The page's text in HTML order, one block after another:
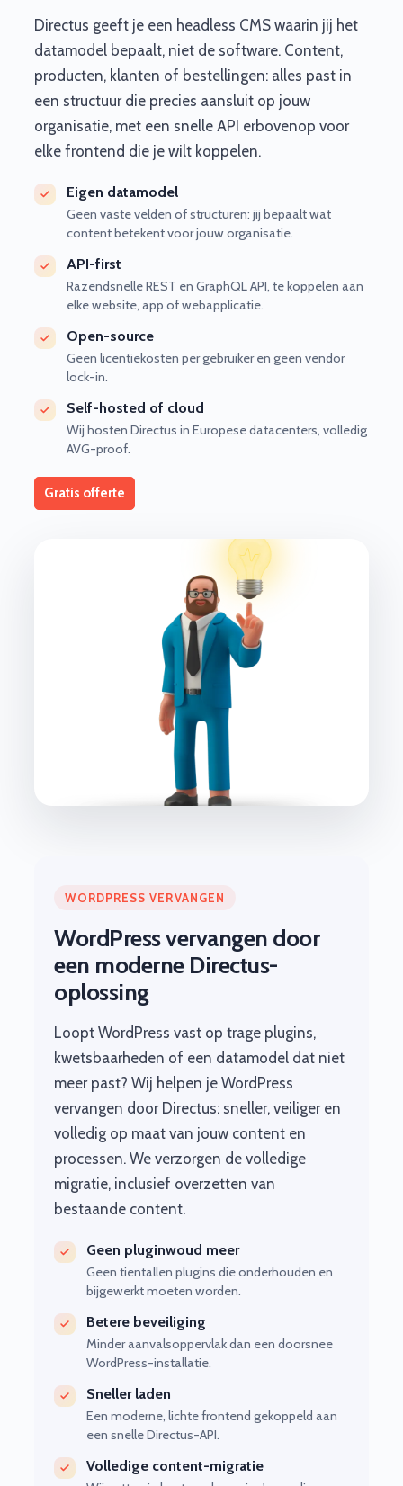
Directus geeft je een headless CMS waarin jij het
datamodel bepaalt, niet de software. Content,
producten, klanten of bestellingen: alles past in
een structuur die precies aansluit op jouw
organisatie, met een snelle API erbovenop voor
elke frontend die je wilt koppelen.
Eigen datamodel
Geen vaste velden of structuren: jij bepaalt wat
content betekent voor jouw organisatie.
API-first
Razendsnelle REST en GraphQL API, te koppelen aan
elke website, app of webapplicatie.
Open-source
Geen licentiekosten per gebruiker en geen vendor
lock-in.
Self-hosted of cloud
Wij hosten Directus in Europese datacenters, volledig
AVG-proof.
Gratis offerte
WORDPRESS VERVANGEN
WordPress vervangen door
een moderne Directus-
oplossing
Loopt WordPress vast op trage plugins,
kwetsbaarheden of een datamodel dat niet
meer past? Wij helpen je WordPress
vervangen door Directus: sneller, veiliger en
volledig op maat van jouw content en
processen. We verzorgen de volledige
migratie, inclusief overzetten van
bestaande content.
Geen pluginwoud meer
Geen tientallen plugins die onderhouden en
bijgewerkt moeten worden.
Betere beveiliging
Minder aanvalsoppervlak dan een doorsnee
WordPress-installatie.
Sneller laden
Een moderne, lichte frontend gekoppeld aan
een snelle Directus-API.
Volledige content-migratie